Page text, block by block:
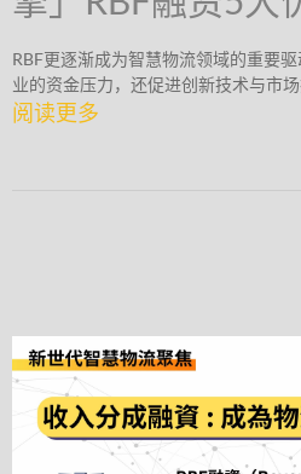
RBF更逐渐成为智慧物流领域的重要
业的资金压力，还促进创新技术与市场
阅读更多